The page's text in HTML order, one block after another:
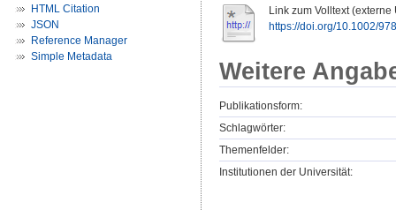
HTML Citation
JSON
Reference Manager
Simple Metadata
Link zum Volltext (externe
https://doi.org/10.1002/
Weitere
Publikationsform:
Schlagwörter:
Themenfelder:
Institutionen der Universität: